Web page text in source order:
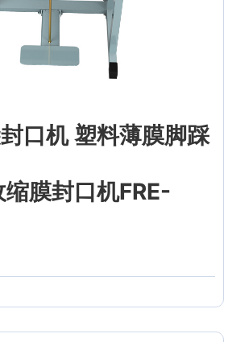
口机 塑料薄膜脚踩
膜封口机FRE-